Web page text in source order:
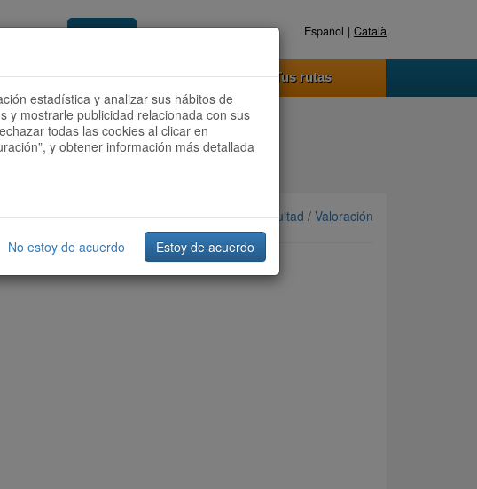
Acceder Registrate ahora Español | Català
Cómo funciona Tus rutas
Ordenar por: Más recientes /Dificultad / Valoración
estadística y analizar sus hábitos de
y mostrarle publicidad relacionada con sus
todas las cookies al clicar en
y obtener información más detallada
No estoy de acuerdo Estoy de acuerdo